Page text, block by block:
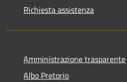
Richiesta assistenza
Amministrazione trasparente
Albo Pretorio